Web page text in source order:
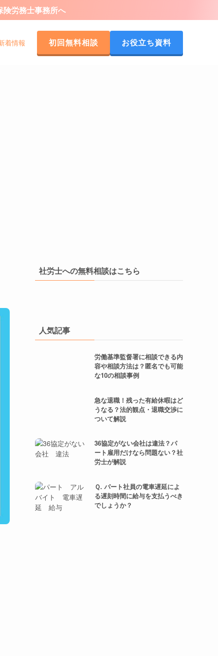
労務士事務所へ
着情報 初回無料相談 お役立ち資料
社労士への無料相談はこちら
人気記事
労働基準監督署に相談できる内
容や相談方法は？匿名でも可能
な10の相談事例
急な退職！残った有給休暇はど
うなる？法的観点・退職交渉に
ついて解説
36協定がない会社は違法？パ
ート雇用だけなら問題ない？社
労士が解説
Ｑ. パート社員の電車遅延によ
る遅刻時間に給与を支払うべき
でしょうか？